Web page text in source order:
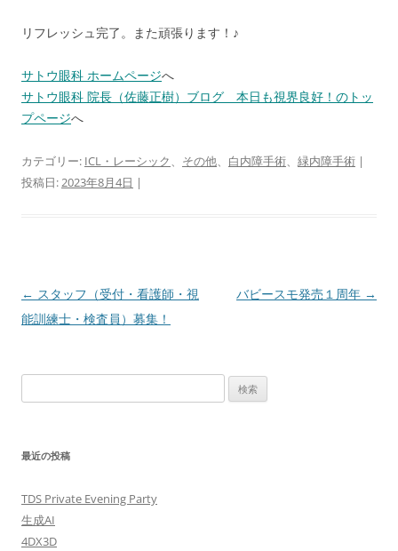
リフレッシュ完了。また頑張ります！♪
サトウ眼科 ホームページへ
サトウ眼科 院長（佐藤正樹）ブログ 本日も視界良好！のトッ
プページへ
カテゴリー: ICL・レーシック、 その他、 白内障手術、 緑内障手術 |
投稿日:2023年8月4日 |
投
稿
ン
← スタッフ（受付・看護師・視
能訓練士・検査員）募集！
バビースモ発売１周年 →
索:
最近の投稿
TDS Private Evening Party
生成AI
4DX3D